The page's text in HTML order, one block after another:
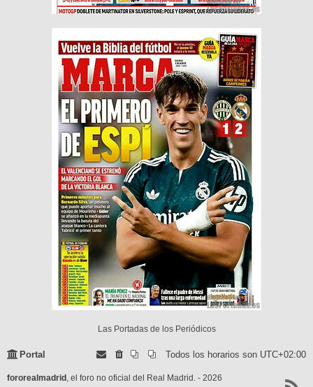
Las Portadas de los Periódicos
Portal Todos los horarios son UTC+02:00
fororealmadrid , el foro no oficial del Real Madrid. - 2026